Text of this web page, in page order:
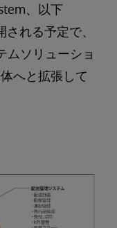
、以下
れる予定で、
ムソリューショ
へと拡張して